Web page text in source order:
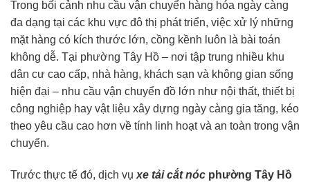
Trong bối cảnh nhu cầu vận chuyển hàng hóa ngày càng
đa dạng tại các khu vực đô thị phát triển, việc xử lý những
mặt hàng có kích thước lớn, cồng kềnh luôn là bài toán
không dễ. Tại phường Tây Hồ – nơi tập trung nhiều khu
dân cư cao cấp, nhà hàng, khách sạn và không gian sống
hiện đại – nhu cầu vận chuyển đồ lớn như nội thất, thiết bị
công nghiệp hay vật liệu xây dựng ngày càng gia tăng, kéo
theo yêu cầu cao hơn về tính linh hoạt và an toàn trong vận
chuyển.
Trước thực tế đó, dịch vụ xe tải cắt nóc phường Tây Hồ